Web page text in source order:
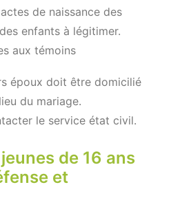
de naissance des
enfants à légitimer.
aux témoins
époux doit être domicilié
du mariage.
le service état civil.
de 16 ans
et